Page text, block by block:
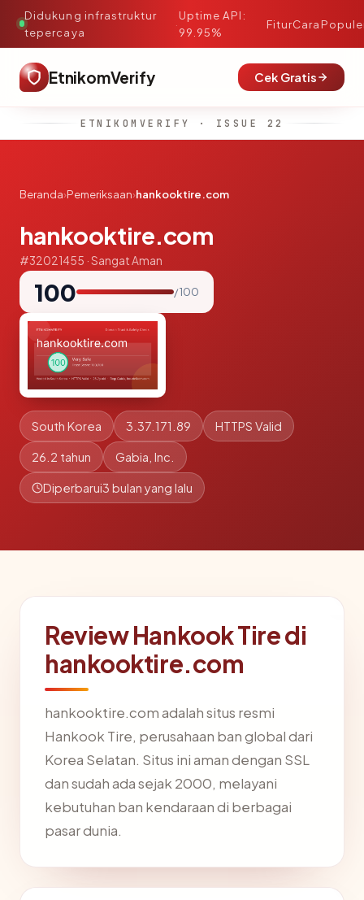
Didukung infrastruktur
tepercaya
·
Uptime API:
99.95%
FiturCara
EtnikomVerify Cek Gratis
ETNIKOMVERIFY · ISSUE 22
Beranda›Pemeriksaan›hankooktire.com
hankooktire.com
#32021455 · Sangat Aman
100 / 100
South Korea 3.37.171.89 HTTPS Valid
26.2 tahun Gabia, Inc.
Diperbarui3 bulan yang lalu
Review Hankook Tire di
hankooktire.com
hankooktire.com adalah situs resmi
Hankook Tire, perusahaan ban global dari
Korea Selatan. Situs ini aman dengan SSL
dan sudah ada sejak 2000, melayani
kebutuhan ban kendaraan di berbagai
pasar dunia.